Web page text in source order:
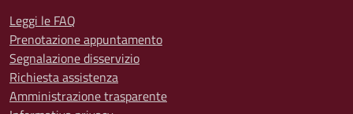
Leggi le FAQ
Prenotazione appuntamento
Segnalazione disservizio
Richiesta assistenza
Amministrazione trasparente